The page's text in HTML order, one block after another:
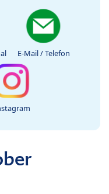
E-Mail / Telefon